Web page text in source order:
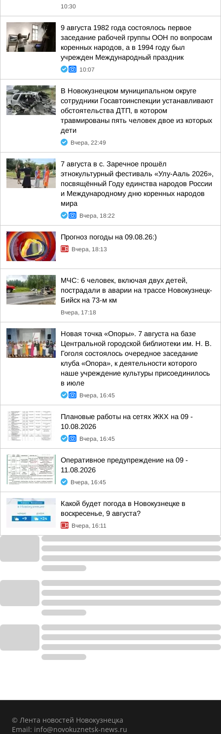
10:30
9 августа 1982 года состоялось первое
заседание рабочей группы ООН по вопросам
коренных народов, а в 1994 году был
учрежден Международный праздник
10:07
В Новокузнецком муниципальном округе
сотрудники Госавтоинспекции устанавливают
обстоятельства ДТП, в котором
травмированы пять человек двое из которых
дети
Вчера, 22:49
7 августа в с. Заречное прошёл
этнокультурный фестиваль «Улу-Ааль 2026»,
посвящённый Году единства народов России
и Международному дню коренных народов
мира
Вчера, 18:22
Прогноз погоды на 09.08.26:)
Вчера, 18:13
МЧС: 6 человек, включая двух детей,
пострадали в аварии на трассе Новокузнецк-
Бийск на 73-м км
Вчера, 17:18
Новая точка «Опоры». 7 августа на базе
Центральной городской библиотеки им. Н. В.
Гоголя состоялось очередное заседание
клуба «Опора», к деятельности которого
наше учреждение культуры присоединилось
в июле
Вчера, 16:45
Плановые работы на сетях ЖКХ на 09 -
10.08.2026
Вчера, 16:45
Оперативное предупреждение на 09 -
11.08.2026
Вчера, 16:45
Какой будет погода в Новокузнецке в
воскресенье, 9 августа?
Вчера, 16:11
© Лента новостей Новокузнецка
Email: info@novokuznetsk-news.ru